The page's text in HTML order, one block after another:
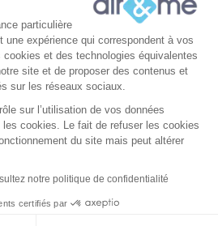
Découvrez tous nos produits
réservés à air&me
particulière
une expérience qui correspondent à vos
et des technologies équivalentes
site et de proposer des contenus et
sur les réseaux sociaux.
sur l’utilisation de vos données
les cookies. Le fait de refuser les cookies
du site mais peut altérer
notre politique de confidentialité
certifiés par